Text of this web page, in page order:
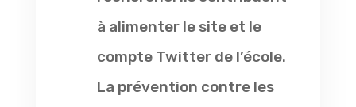
à alimenter le site et le
compte Twitter de l’école.
La prévention contre les